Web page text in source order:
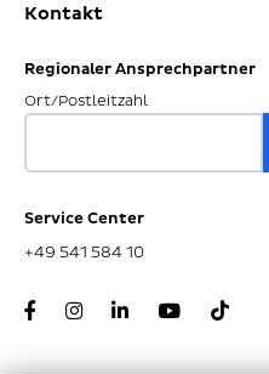
Kontakt
Regionaler Ansprechpartner
Ort/Postleitzahl
Service Center
+49 541 584 10